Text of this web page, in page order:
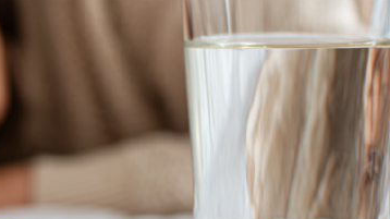
обработку моих персональных данных